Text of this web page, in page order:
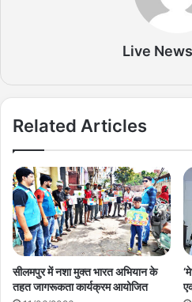
Live
Related Articles
सीलमपुर में नशा मुक्त भारत अभियान के
तहत जागरूकता कार्यक्रम आयोजित